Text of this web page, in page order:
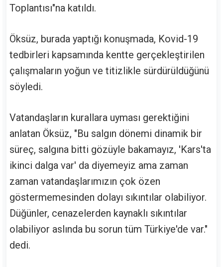
Toplantısı"na katıldı.
Öksüz, burada yaptığı konuşmada, Kovid-19
tedbirleri kapsamında kentte gerçekleştirilen
çalışmaların yoğun ve titizlikle sürdürüldüğünü
söyledi.
Vatandaşların kurallara uyması gerektiğini
anlatan Öksüz, "Bu salgın dönemi dinamik bir
süreç, salgına bitti gözüyle bakamayız, 'Kars'ta
ikinci dalga var' da diyemeyiz ama zaman
zaman vatandaşlarımızın çok özen
göstermemesinden dolayı sıkıntılar olabiliyor.
Düğünler, cenazelerden kaynaklı sıkıntılar
olabiliyor aslında bu sorun tüm Türkiye'de var."
dedi.